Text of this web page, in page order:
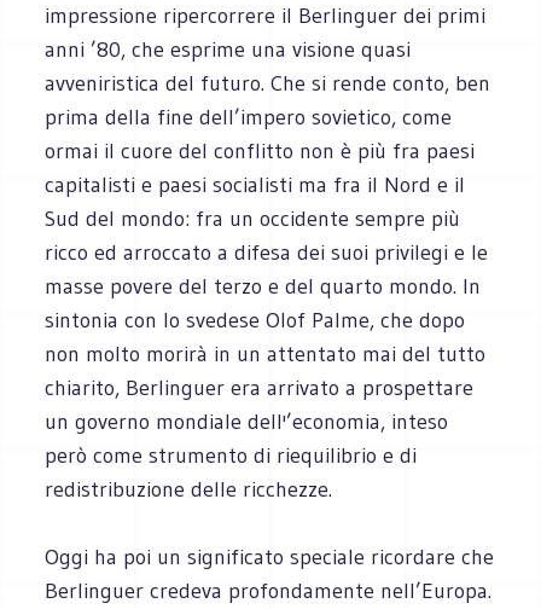
impressione ripercorrere il Berlinguer dei primi
anni ’80, che esprime una visione quasi
avveniristica del futuro. Che si rende conto, ben
prima della fine dell’impero sovietico, come
ormai il cuore del conflitto non è più fra paesi
capitalisti e paesi socialisti ma fra il Nord e il
Sud del mondo: fra un occidente sempre più
ricco ed arroccato a difesa dei suoi privilegi e le
masse povere del terzo e del quarto mondo. In
sintonia con lo svedese Olof Palme, che dopo
non molto morirà in un attentato mai del tutto
chiarito, Berlinguer era arrivato a prospettare
un governo mondiale dell'’economia, inteso
però come strumento di riequilibrio e di
redistribuzione delle ricchezze.
Oggi ha poi un significato speciale ricordare che
Berlinguer credeva profondamente nell’Europa.